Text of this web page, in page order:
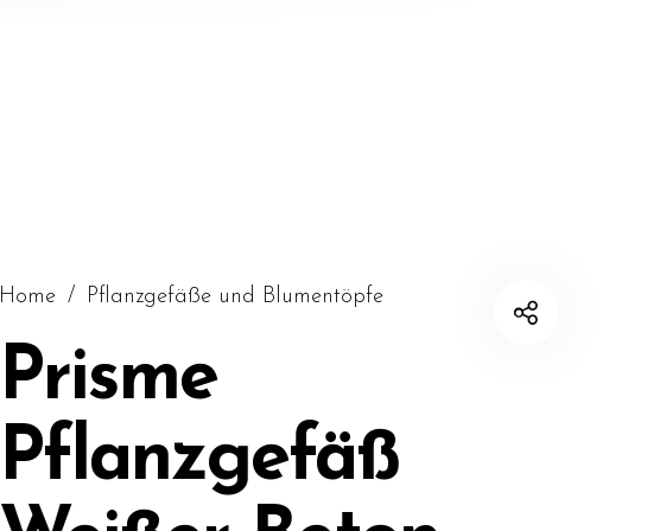
Home / Pflanzgefäße und Blumentöpfe
Prisme
Pflanzgefäß